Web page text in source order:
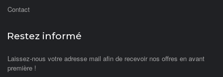
Contact
Restez informé
Laissez-nous votre adresse mail afin de recevoir nos offres en avant
première !